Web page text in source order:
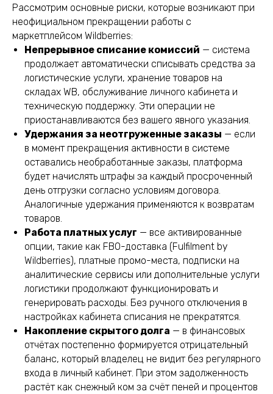
Рассмотрим основные риски, которые возникают при
неофициальном прекращении работы с
маркетплейсом Wildberries:
Непрерывное списание комиссий — система
продолжает автоматически списывать средства за
логистические услуги, хранение товаров на
складах WB, обслуживание личного кабинета и
техническую поддержку. Эти операции не
приостанавливаются без вашего явного указания.
Удержания за неотгруженные заказы — если
в момент прекращения активности в системе
оставались необработанные заказы, платформа
будет начислять штрафы за каждый просроченный
день отгрузки согласно условиям договора.
Аналогичные удержания применяются к возвратам
товаров.
Работа платных услуг — все активированные
опции, такие как FBO-доставка (Fulfilment by
Wildberries), платные промо-места, подписки на
аналитические сервисы или дополнительные услуги
логистики продолжают функционировать и
генерировать расходы. Без ручного отключения в
настройках кабинета списания не прекратятся.
Накопление скрытого долга — в финансовых
отчётах постепенно формируется отрицательный
баланс, который владелец не видит без регулярного
входа в личный кабинет. При этом задолженность
растёт как снежный ком за счёт пеней и процентов